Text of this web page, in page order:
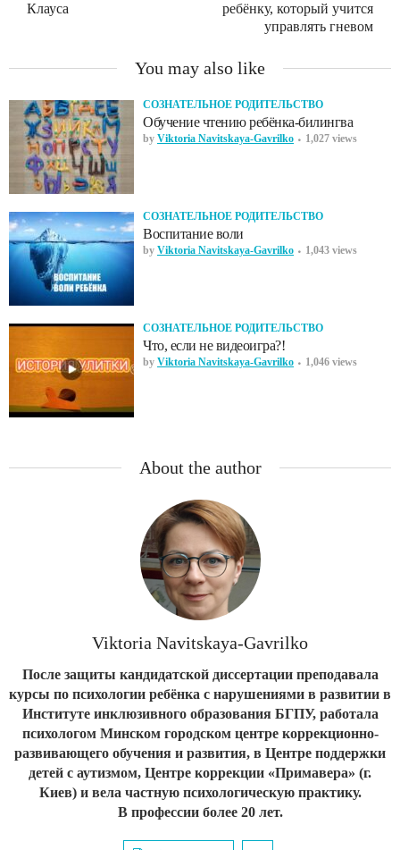
Клауса
ребёнку, который учится
управлять гневом
You may also like
СОЗНАТЕЛЬНОЕ РОДИТЕЛЬСТВО
Обучение чтению ребёнка-билингва
by Viktoria Navitskaya-Gavrilko 1,027 views
СОЗНАТЕЛЬНОЕ РОДИТЕЛЬСТВО
Воспитание воли
by Viktoria Navitskaya-Gavrilko 1,043 views
СОЗНАТЕЛЬНОЕ РОДИТЕЛЬСТВО
Что, если не видеоигра?!
by Viktoria Navitskaya-Gavrilko 1,046 views
About the author
Viktoria Navitskaya-Gavrilko
После защиты кандидатской диссертации преподавала
курсы по психологии ребёнка с нарушениями в развитии в
Институте инклюзивного образования БГПУ, работала
психологом Минском городском центре коррекционно-
развивающего обучения и развития, в Центре поддержки
детей с аутизмом, Центре коррекции «Примавера» (г.
Киев) и вела частную психологическую практику.
В профессии более 20 лет.